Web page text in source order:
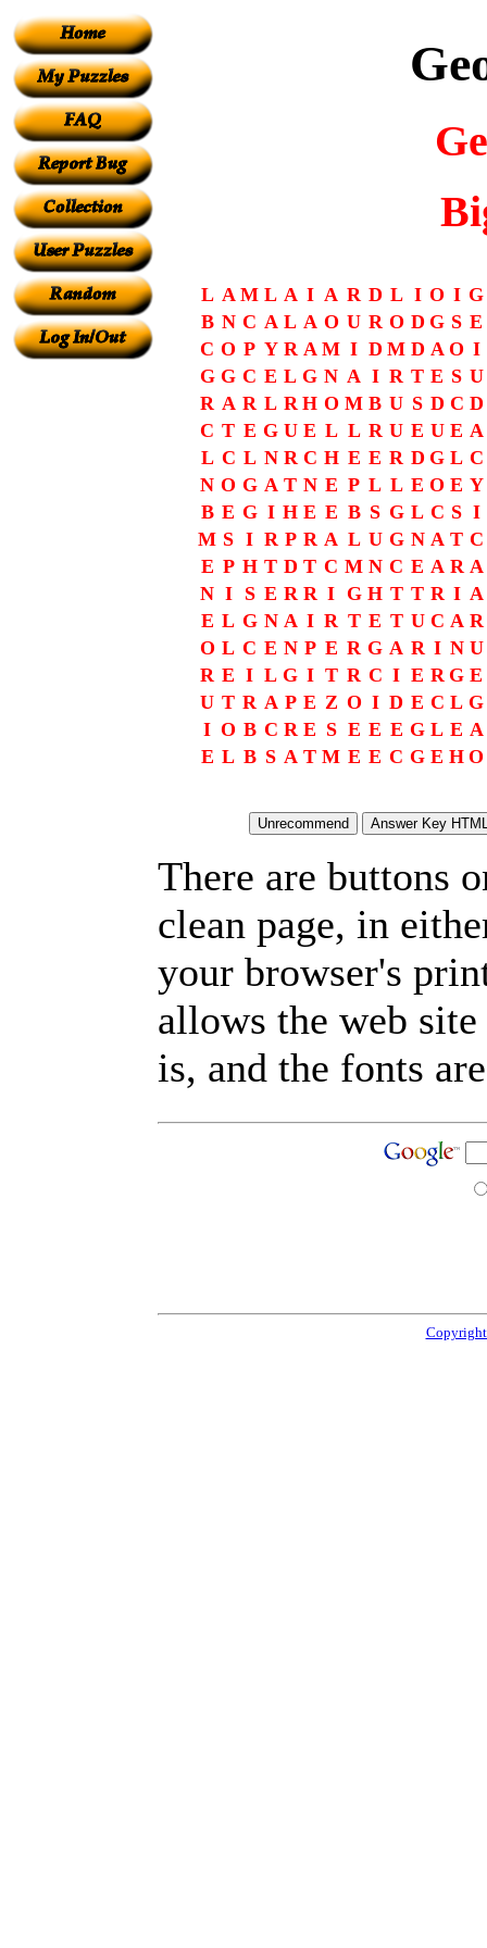
L A M L A I A R D L I O I G
B N C A L A O U R O D G S E
C O P Y R A M I D M D A O I
G G C E L G N A I R T E S U
R A R L R H O M B U S D C D
C T E G U E L L R U E U E A
L C L N R C H E E R D G L C
N O G A T N E P L L E O E Y
B E G I H E E B S G L C S I
M S I R P R A L U G N A T C
E P H T D T C M N C E A R A
N I S E R R I G H T T R I A
E L G N A I R T E T U C A R
O L C E N P E R G A R I N U
R E I L G I T R C I E R G E
U T R A P E Z O I D E C L G
I O B C R E S E E E G L E A
E L B S A T M E E C G E H O
There are buttons
clean page, in
your browser's
allows the web
is, and the fonts